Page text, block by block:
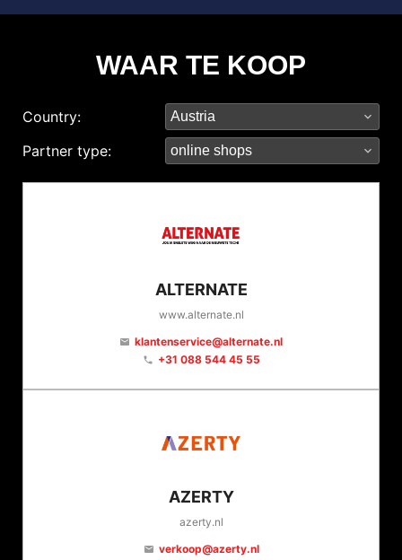
WAAR TE KOOP
Country:
Partner type:
ALTERNATE
www.alternate.nl
email klantenservice@alternate.nl
phone +31 088 544 45 55
AZERTY
azerty.nl
email verkoop@azerty.nl